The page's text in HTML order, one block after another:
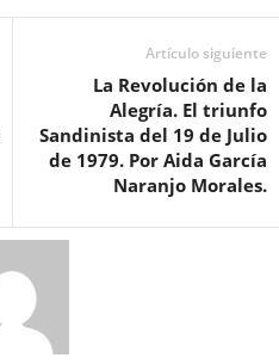
Artículo siguiente
La Revolución de la
Alegría. El triunfo
Sandinista del 19 de Julio
de 1979. Por Aida García
Naranjo Morales.